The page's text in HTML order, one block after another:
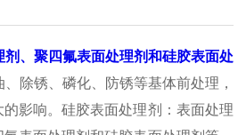
、聚四氟表面处理剂和硅胶表面处
除锈、磷化、防锈等基体前处理，
影响。硅胶表面处理剂：表面处理